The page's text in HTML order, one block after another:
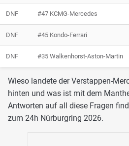
DNF #47 KCMG-Mercedes
DNF #45 Kondo-Ferrari
DNF #35 Walkenhorst-Aston-Martin
Wieso landete der Verstappen-
hinten und was ist mit dem
Antworten auf all diese Fragen
zum 24h Nürburgring 2026.